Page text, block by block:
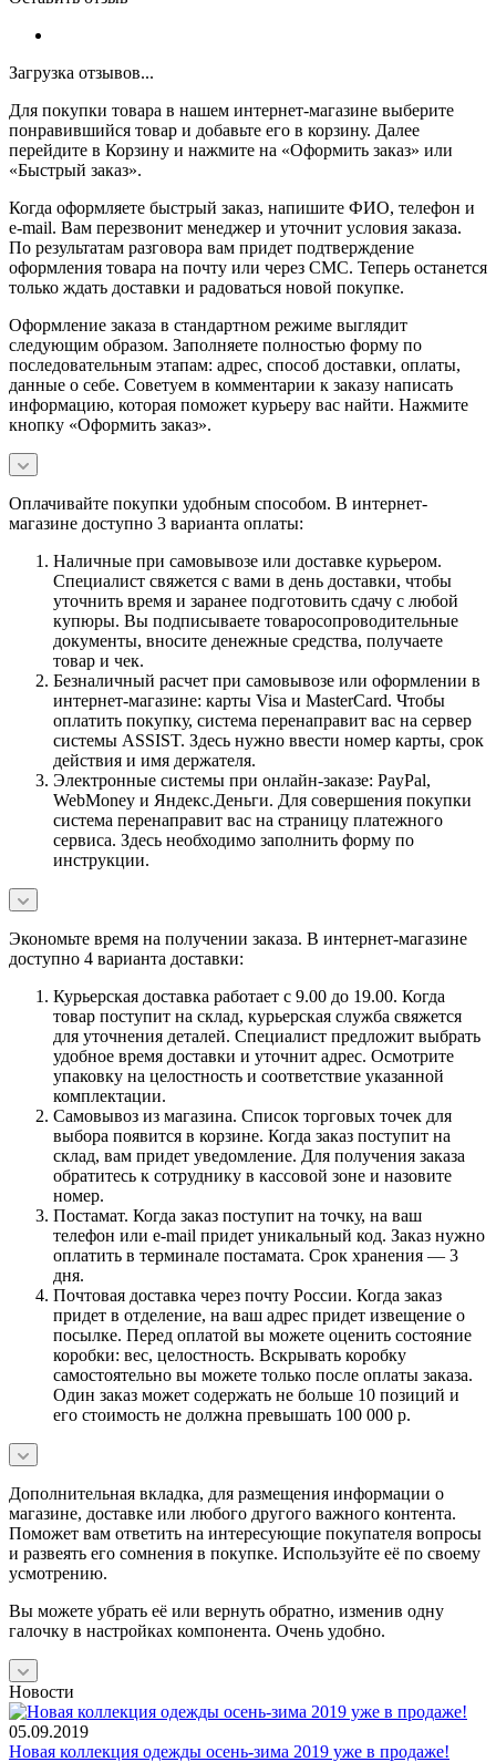
Загрузка отзывов...
Для покупки товара в нашем интернет-магазине выберите
понравившийся товар и добавьте его в корзину. Далее
перейдите в Корзину и нажмите на «Оформить заказ» или
«Быстрый заказ».
Когда оформляете быстрый заказ, напишите ФИО, телефон и
e-mail. Вам перезвонит менеджер и уточнит условия заказа.
По результатам разговора вам придет подтверждение
оформления товара на почту или через СМС. Теперь останется
только ждать доставки и радоваться новой покупке.
Оформление заказа в стандартном режиме выглядит
следующим образом. Заполняете полностью форму по
последовательным этапам: адрес, способ доставки, оплаты,
данные о себе. Советуем в комментарии к заказу написать
информацию, которая поможет курьеру вас найти. Нажмите
кнопку «Оформить заказ».
Оплачивайте покупки удобным способом. В интернет-
магазине доступно 3 варианта оплаты:
Наличные при самовывозе или доставке курьером.
Специалист свяжется с вами в день доставки, чтобы
уточнить время и заранее подготовить сдачу с любой
купюры. Вы подписываете товаросопроводительные
документы, вносите денежные средства, получаете
товар и чек.
Безналичный расчет при самовывозе или оформлении в
интернет-магазине: карты Visa и MasterCard. Чтобы
оплатить покупку, система перенаправит вас на сервер
системы ASSIST. Здесь нужно ввести номер карты, срок
действия и имя держателя.
Электронные системы при онлайн-заказе: PayPal,
WebMoney и Яндекс.Деньги. Для совершения покупки
система перенаправит вас на страницу платежного
сервиса. Здесь необходимо заполнить форму по
инструкции.
Экономьте время на получении заказа. В интернет-магазине
доступно 4 варианта доставки:
Курьерская доставка работает с 9.00 до 19.00. Когда
товар поступит на склад, курьерская служба свяжется
для уточнения деталей. Специалист предложит выбрать
удобное время доставки и уточнит адрес. Осмотрите
упаковку на целостность и соответствие указанной
комплектации.
Самовывоз из магазина. Список торговых точек для
выбора появится в корзине. Когда заказ поступит на
склад, вам придет уведомление. Для получения заказа
обратитесь к сотруднику в кассовой зоне и назовите
номер.
Постамат. Когда заказ поступит на точку, на ваш
телефон или e-mail придет уникальный код. Заказ нужно
оплатить в терминале постамата. Срок хранения — 3
дня.
Почтовая доставка через почту России. Когда заказ
придет в отделение, на ваш адрес придет извещение о
посылке. Перед оплатой вы можете оценить состояние
коробки: вес, целостность. Вскрывать коробку
самостоятельно вы можете только после оплаты заказа.
Один заказ может содержать не больше 10 позиций и
его стоимость не должна превышать 100 000 р.
Дополнительная вкладка, для размещения информации о
магазине, доставке или любого другого важного контента.
Поможет вам ответить на интересующие покупателя вопросы
и развеять его сомнения в покупке. Используйте её по своему
усмотрению.
Вы можете убрать её или вернуть обратно, изменив одну
галочку в настройках компонента. Очень удобно.
Новости
05.09.2019
Новая коллекция одежды осень-зима 2019 уже в продаже!